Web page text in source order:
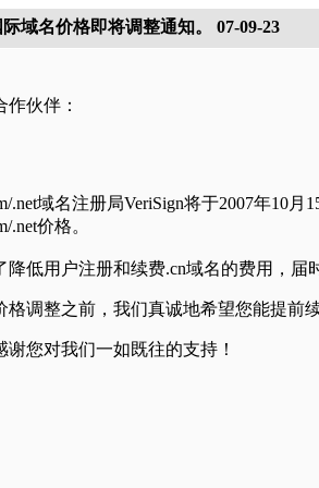
域名价格即将调整通知。 07-09-23
作伙伴：
.net域名注册局VeriSign将于2007年10
.net价格。
降低用户注册和续费.cn域名的费用，
格调整之前，我们真诚地希望您能提前
谢您对我们一如既往的支持！